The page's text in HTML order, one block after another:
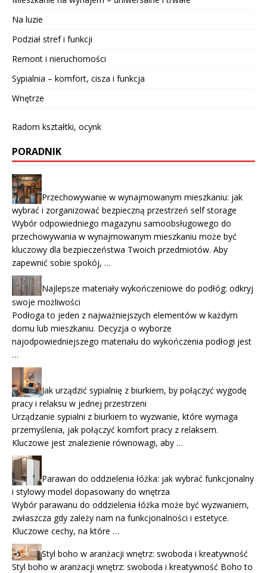
Na luzie
Podział stref i funkcji
Remont i nieruchomości
Sypialnia – komfort, cisza i funkcja
Wnętrze
Radom kształtki, ocynk
PORADNIK
Przechowywanie w wynajmowanym mieszkaniu: jak
wybrać i zorganizować bezpieczną przestrzeń self storage
Wybór odpowiedniego magazynu samoobsługowego do
przechowywania w wynajmowanym mieszkaniu może być
kluczowy dla bezpieczeństwa Twoich przedmiotów. Aby
zapewnić sobie spokój, …
Najlepsze materiały wykończeniowe do podłóg: odkryj
swoje możliwości
Podłoga to jeden z najważniejszych elementów w każdym
domu lub mieszkaniu. Decyzja o wyborze
najodpowiedniejszego materiału do wykończenia podłogi jest
…
Jak urządzić sypialnię z biurkiem, by połączyć wygodę
pracy i relaksu w jednej przestrzeni
Urządzanie sypialni z biurkiem to wyzwanie, które wymaga
przemyślenia, jak połączyć komfort pracy z relaksem.
Kluczowe jest znalezienie równowagi, aby …
Parawan do oddzielenia łóżka: jak wybrać funkcjonalny
i stylowy model dopasowany do wnętrza
Wybór parawanu do oddzielenia łóżka może być wyzwaniem,
zwłaszcza gdy zależy nam na funkcjonalności i estetyce.
Kluczowe cechy, na które …
Styl boho w aranżacji wnętrz: swoboda i kreatywność
Styl boho w aranżacji wnętrz: swoboda i kreatywność Boho to